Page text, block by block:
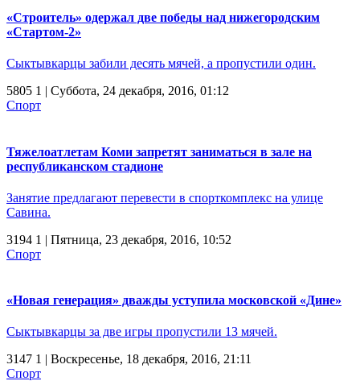
«Строитель» одержал две победы над нижегородским
«Стартом-2»
Сыктывкарцы забили десять мячей, а пропустили один.
5805 1 | Суббота, 24 декабря, 2016, 01:12
Спорт
Тяжелоатлетам Коми запретят заниматься в зале на
республиканском стадионе
Занятие предлагают перевести в спорткомплекс на улице
Савина.
3194 1 | Пятница, 23 декабря, 2016, 10:52
Спорт
«Новая генерация» дважды уступила московской «Дине»
Сыктывкарцы за две игры пропустили 13 мячей.
3147 1 | Воскресенье, 18 декабря, 2016, 21:11
Спорт